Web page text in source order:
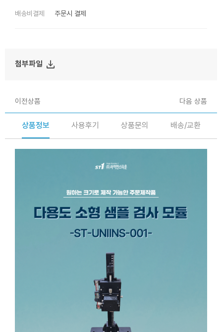
배송비결제 주문시 결제
첨부파일 file_download
이전상품 다음 상품
상품정보 사용후기 상품문의 배송/교환